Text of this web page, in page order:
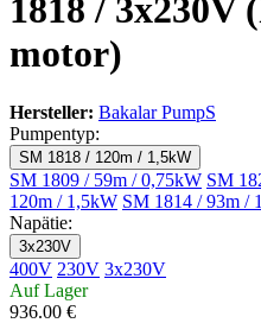
1818 / 3x230V
motor)
Hersteller: Bakalar PumpS
Pumpentyp:
SM 1818 / 120m / 1,5kW
SM 1809 / 59m / 0,75kW SM
120m / 1,5kW SM 1814 / 93m /
Napätie:
3x230V
400V 230V 3x230V
Auf Lager
936.00 €